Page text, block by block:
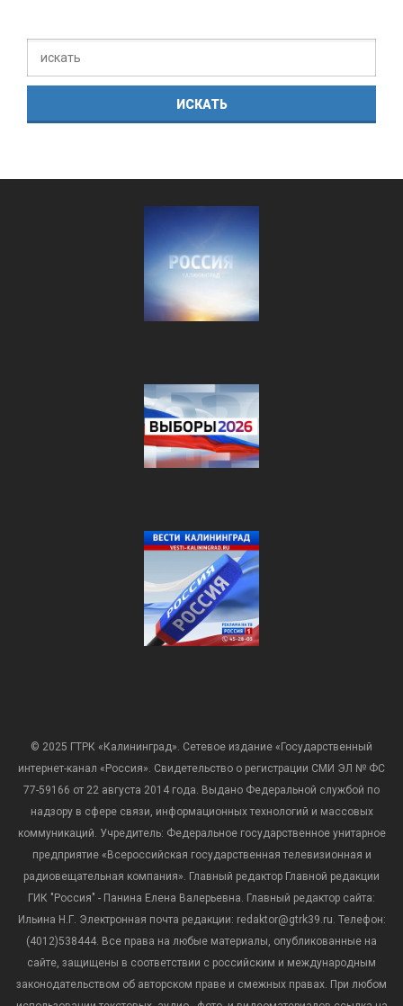
© 2025 ГТРК «Калининград». Сетевое издание «Государственный
интернет-канал «Россия». Свидетельство о регистрации СМИ ЭЛ № ФС
77-59166 от 22 августа 2014 года. Выдано Федеральной службой по
надзору в сфере связи, информационных технологий и массовых
коммуникаций. Учредитель: Федеральное государственное унитарное
предприятие «Всероссийская государственная телевизионная и
радиовещательная компания». Главный редактор Главной редакции
ГИК "Россия" - Панина Елена Валерьевна. Главный редактор сайта:
Ильина Н.Г. Электронная почта редакции: redaktor@gtrk39.ru. Телефон:
(4012)538444. Все права на любые материалы, опубликованные на
сайте, защищены в соответствии с российским и международным
законодательством об авторском праве и смежных правах. При любом